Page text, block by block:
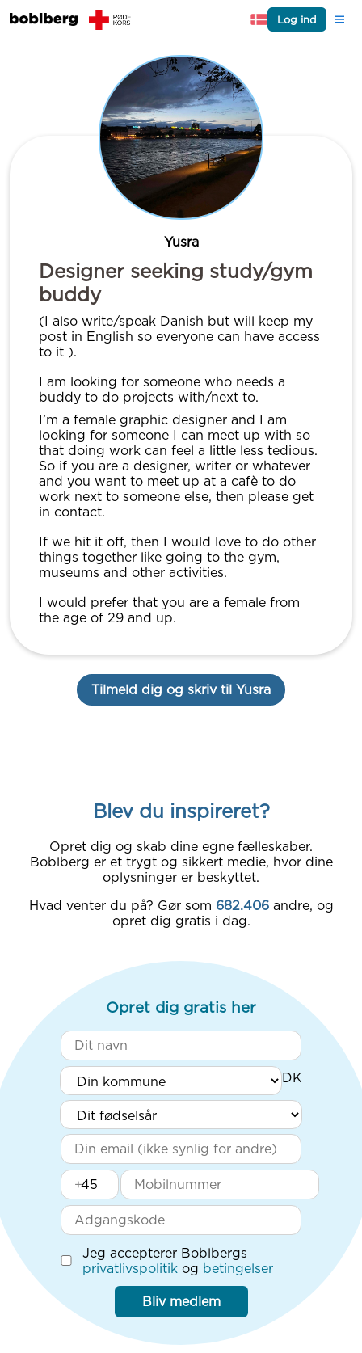
Log ind
Yusra
Designer seeking study/gym
buddy
(I also write/speak Danish but will keep my
post in English so everyone can have access
to it ).
I am looking for someone who needs a
buddy to do projects with/next to.
I’m a female graphic designer and I am
looking for someone I can meet up with so
that doing work can feel a little less tedious.
So if you are a designer, writer or whatever
and you want to meet up at a cafè to do
work next to someone else, then please get
in contact.
If we hit it off, then I would love to do other
things together like going to the gym,
museums and other activities.
I would prefer that you are a female from
the age of 29 and up.
Tilmeld dig og skriv til Yusra
Blev du inspireret?
Opret dig og skab dine egne fælleskaber.
Boblberg er et trygt og sikkert medie, hvor dine
oplysninger er beskyttet.
Hvad venter du på? Gør som 682.406 andre, og
opret dig gratis i dag.
Opret dig gratis her
+
Jeg accepterer Boblbergs
privatlivspolitik og betingelser
Bliv medlem